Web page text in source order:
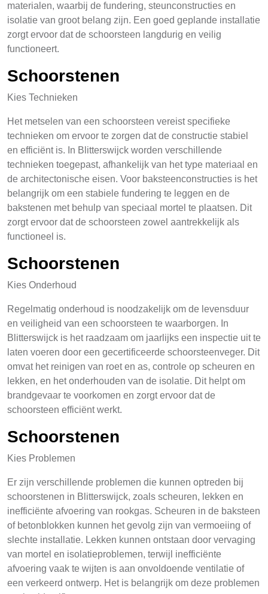
materialen, waarbij de fundering, steunconstructies en
isolatie van groot belang zijn. Een goed geplande installatie
zorgt ervoor dat de schoorsteen langdurig en veilig
functioneert.
Schoorstenen
Kies Technieken
Het metselen van een schoorsteen vereist specifieke
technieken om ervoor te zorgen dat de constructie stabiel
en efficiënt is. In Blitterswijck worden verschillende
technieken toegepast, afhankelijk van het type materiaal en
de architectonische eisen. Voor baksteenconstructies is het
belangrijk om een stabiele fundering te leggen en de
bakstenen met behulp van speciaal mortel te plaatsen. Dit
zorgt ervoor dat de schoorsteen zowel aantrekkelijk als
functioneel is.
Schoorstenen
Kies Onderhoud
Regelmatig onderhoud is noodzakelijk om de levensduur
en veiligheid van een schoorsteen te waarborgen. In
Blitterswijck is het raadzaam om jaarlijks een inspectie uit te
laten voeren door een gecertificeerde schoorsteenveger. Dit
omvat het reinigen van roet en as, controle op scheuren en
lekken, en het onderhouden van de isolatie. Dit helpt om
brandgevaar te voorkomen en zorgt ervoor dat de
schoorsteen efficiënt werkt.
Schoorstenen
Kies Problemen
Er zijn verschillende problemen die kunnen optreden bij
schoorstenen in Blitterswijck, zoals scheuren, lekken en
inefficiënte afvoering van rookgas. Scheuren in de baksteen
of betonblokken kunnen het gevolg zijn van vermoeiing of
slechte installatie. Lekken kunnen ontstaan door vervaging
van mortel en isolatieproblemen, terwijl inefficiënte
afvoering vaak te wijten is aan onvoldoende ventilatie of
een verkeerd ontwerp. Het is belangrijk om deze problemen